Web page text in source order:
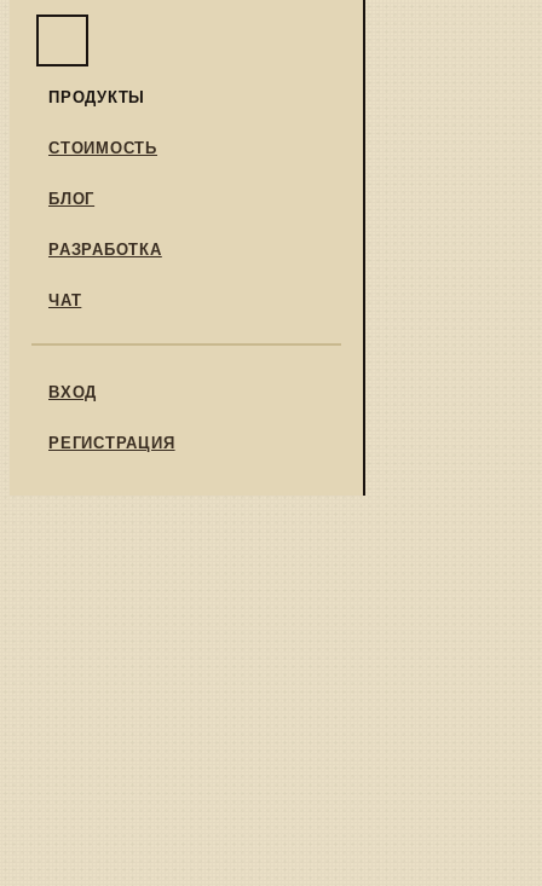
ПРОДУКТЫ
СТОИМОСТЬ
БЛОГ
РАЗРАБОТКА
ЧАТ
ВХОД
РЕГИСТРАЦИЯ